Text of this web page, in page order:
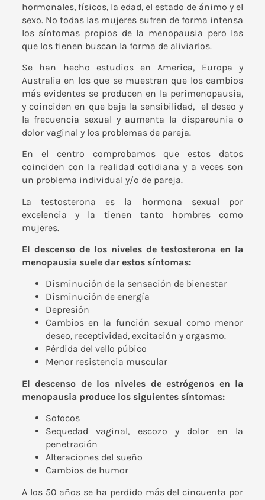
hormonales, físicos, la edad, el estado de ánimo y el
sexo. No todas las mujeres sufren de forma intensa
los síntomas propios de la menopausia pero las
que los tienen buscan la forma de aliviarlos.
Se han hecho estudios en America, Europa y
Australia en los que se muestran que los cambios
más evidentes se producen en la perimenopausia,
y coinciden en que baja la sensibilidad, el deseo y
la frecuencia sexual y aumenta la dispareunia o
dolor vaginal y los problemas de pareja.
En el centro comprobamos que estos datos
coinciden con la realidad cotidiana y a veces son
un problema individual y/o de pareja.
La testosterona es la hormona sexual por
excelencia y la tienen tanto hombres como
mujeres.
El descenso de los niveles de testosterona en la
menopausia suele dar estos síntomas:
Disminución de la sensación de bienestar
Disminución de energía
Depresión
Cambios en la función sexual como menor
deseo, receptividad, excitación y orgasmo.
Pérdida del vello púbico
Menor resistencia muscular
El descenso de los niveles de estrógenos en la
menopausia produce los siguientes síntomas:
Sofocos
Sequedad vaginal, escozo y dolor en la
penetración
Alteraciones del sueño
Cambios de humor
A los 50 años se ha perdido más del cincuenta por